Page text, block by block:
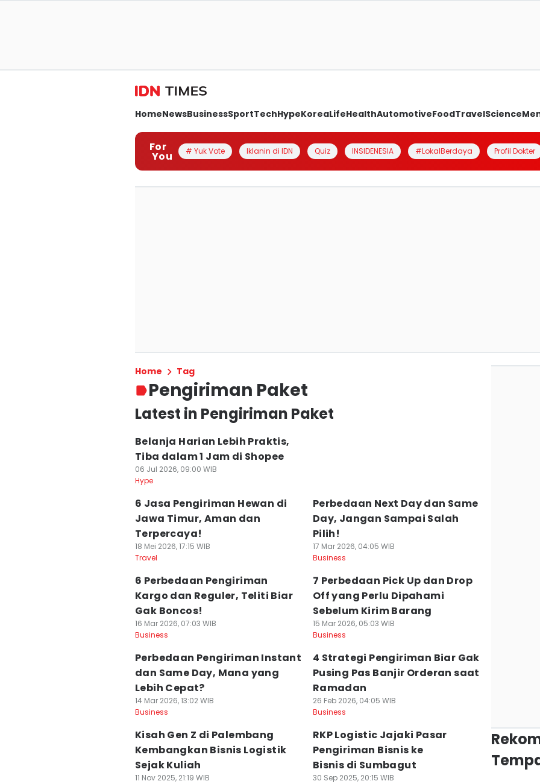
HomeNewsBusinessSportTechHypeKoreaLifeHealthAutomotiveFoodTravelScience
For
You # Yuk Vote Iklanin di IDN Quiz INSIDENESIA #LokalBerdaya Profil Dokter
Home Tag
Pengiriman Paket
Latest in Pengiriman Paket
Belanja Harian Lebih Praktis,
Tiba dalam 1 Jam di Shopee
06 Jul 2026, 09:00 WIB
Hype
6 Jasa Pengiriman Hewan di
Jawa Timur, Aman dan
Terpercaya!
18 Mei 2026, 17:15 WIB
Travel
Perbedaan Next Day dan Same
Day, Jangan Sampai Salah
Pilih!
17 Mar 2026, 04:05 WIB
Business
6 Perbedaan Pengiriman
Kargo dan Reguler, Teliti Biar
Gak Boncos!
16 Mar 2026, 07:03 WIB
Business
7 Perbedaan Pick Up dan Drop
Off yang Perlu Dipahami
Sebelum Kirim Barang
15 Mar 2026, 05:03 WIB
Business
Perbedaan Pengiriman Instant
dan Same Day, Mana yang
Lebih Cepat?
14 Mar 2026, 13:02 WIB
Business
4 Strategi Pengiriman Biar Gak
Pusing Pas Banjir Orderan saat
Ramadan
26 Feb 2026, 04:05 WIB
Business
Kisah Gen Z di Palembang
Kembangkan Bisnis Logistik
Sejak Kuliah
11 Nov 2025, 21:19 WIB
RKP Logistic Jajaki Pasar
Pengiriman Bisnis ke
Bisnis di Sumbagut
30 Sep 2025, 20:15 WIB